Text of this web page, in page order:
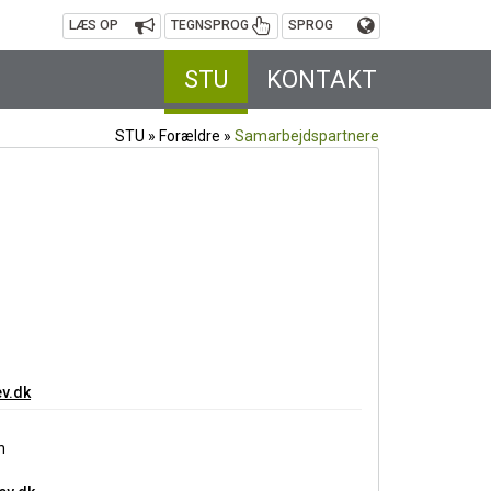
LÆS OP TEGNSPROG SPROG
STU KONTAKT
STU » Forældre » Samarbejdspartnere